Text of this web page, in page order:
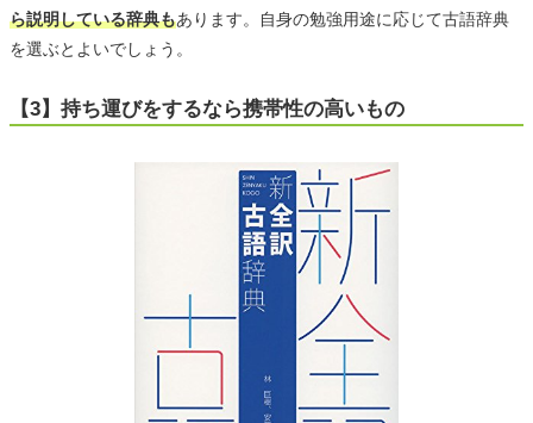
ら説明している辞典もあります。自身の勉強用途に応じて古語辞典
を選ぶとよいでしょう。
【3】持ち運びをするなら携帯性の高いもの